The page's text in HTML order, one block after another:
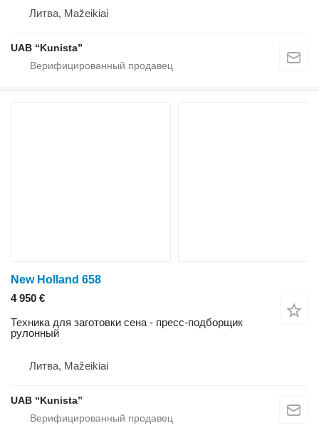
Литва, Mažeikiai
UAB “Kunista”
New Holland 658
4 950 €
Техника для заготовки сена - пресс-подборщик
рулонный
Литва, Mažeikiai
UAB “Kunista”